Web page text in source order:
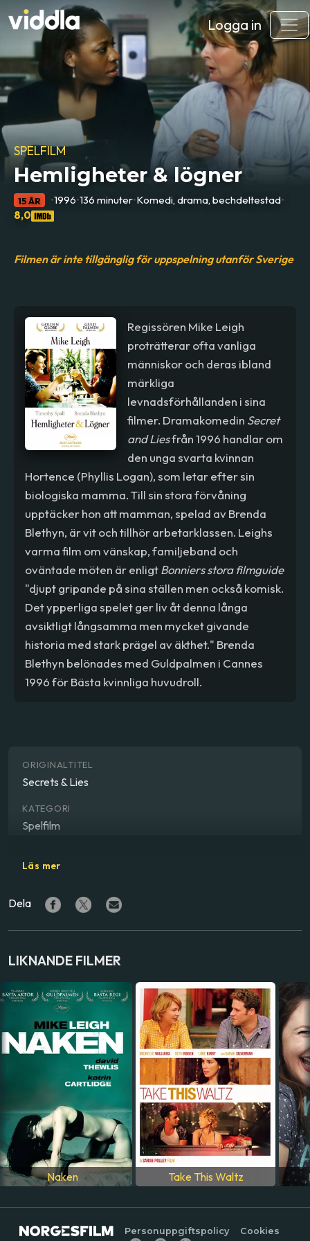
Logga in
SPELFILM
Hemligheter & lögner
15 ÅR •1996•136 minuter•Komedi, drama, bechdeltestad•
8,0
Filmen är inte tillgänglig för uppspelning utanför Sverige
Regissören Mike Leigh
proträtterar ofta vanliga
människor och deras ibland
märkliga
levnadsförhållanden i sina
filmer. Dramakomedin Secret
and Liesfrån 1996 handlar om
den unga svarta kvinnan
Hortence (Phyllis Logan), som letar efter sin
biologiska mamma. Till sin stora förvåning
upptäcker hon att mamman, spelad av Brenda
Blethyn, är vit och tillhör arbetarklassen. Leighs
varma film om vänskap, familjeband och
oväntade möten är enligtBonniers stora filmguide
"djupt gripande på sina ställen men också komisk.
Det ypperliga spelet ger liv åt denna långa
avsiktligt långsamma men mycket givande
historia med stark prägel av äkthet." Brenda
Blethyn belönades med Guldpalmen i Cannes
1996 för Bästa kvinnliga huvudroll.
ORIGINALTITEL
Secrets & Lies
KATEGORI
Spelfilm
Komedi, drama, bechdeltestad
REGISSÖR
Timothy Spall,Brenda Blethyn
Jean-Baptiste,Claire Rushbrook,Ron Cook,Lesley
Manville,Elizabeth Berrington
LAND
Storbritannien
Engelska
Läs mer
Dela
LIKNANDE FILMER
Naken Take This Waltz
Personuppgiftspolicy Cookies